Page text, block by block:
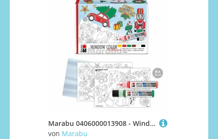
Marabu 0406000013908 - Window Color fun & fancy "XMAS Traditional" Fensterfarbe auf Wasserbasis, 6 Stifte mit je 25 ml Farbe, Malvorlage A3 und Malfolie A4
von Marabu